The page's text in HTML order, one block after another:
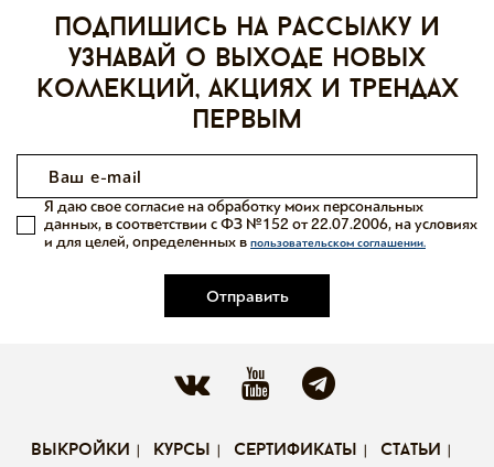
Подпишись на рассылку и
узнавай о выходе новых
коллекций, акциях и трендах
первым
Отправить
Я даю свое согласие на обработку моих персональных
данных, в соответствии с ФЗ №152 от 22.07.2006, на условиях
и для целей, определенных в пользовательском соглашении.
выкройки курсы сертификаты статьи